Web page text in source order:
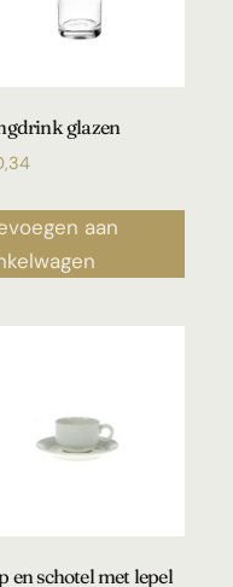
glazen
aan
en schotel met lepel